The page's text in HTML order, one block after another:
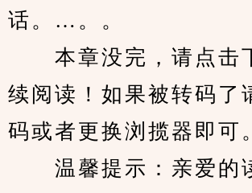
话。…。。
本章没完，请点击
续阅读！如果被转码了
码或者更换浏揽器即可
温馨提示：亲爱的